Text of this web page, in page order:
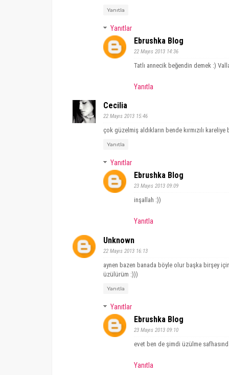
Yanıtla
Yanıtlar
Ebrushka Blog
22 Mayıs 2013 14:36
Tatlı annecik beğendin demek :)
Yanıtla
Cecilia
22 Mayıs 2013 15:46
çok güzelmiş aldıkların bende kırmızılı
Yanıtla
Yanıtlar
Ebrushka Blog
23 Mayıs 2013 09:09
inşallah :))
Yanıtla
Unknown
22 Mayıs 2013 16:13
aynen bazen banada böyle olur başka birşey
üzülürüm :)))
Yanıtla
Yanıtlar
Ebrushka Blog
23 Mayıs 2013 09:10
evet ben de şimdi üzülme
Yanıtla